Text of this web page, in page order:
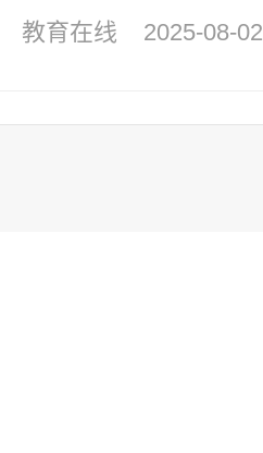
教育在线 2025-08-02